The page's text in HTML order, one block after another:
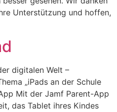
Unterstützung und hoffen,
digitalen Welt –
„iPads an der Schule
Mit der Jamf Parent-App
das Tablet ihres Kindes